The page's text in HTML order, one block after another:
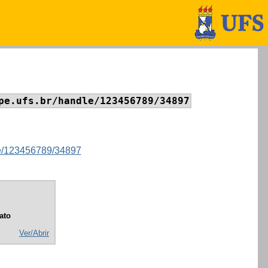
handle/123456789/34897
123456789/34897
Ver/Abrir